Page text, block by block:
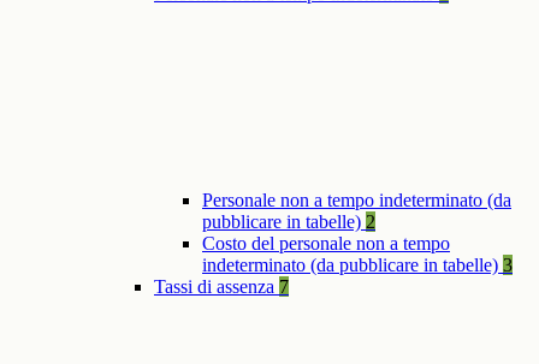
Personale non a tempo indeterminato (da
pubblicare in tabelle) 2
Costo del personale non a tempo
indeterminato (da pubblicare in tabelle) 3
Tassi di assenza 7